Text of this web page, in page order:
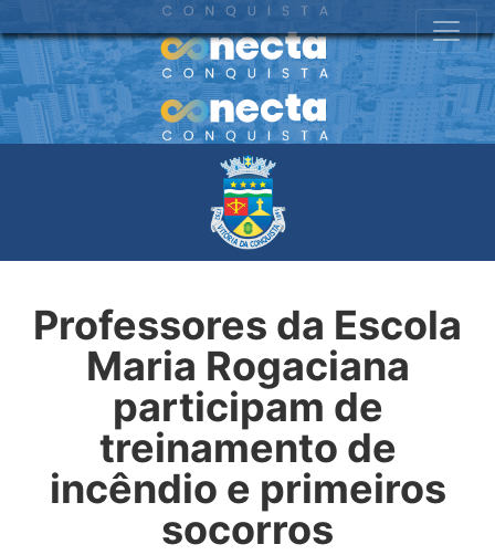
Professores da Escola
Maria Rogaciana
participam de
treinamento de
incêndio e primeiros
socorros